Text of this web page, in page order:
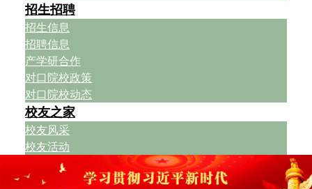
招生招聘
招生信息
招聘信息
产学研合作
对口院校政策
对口院校动态
校友之家
校友风采
校友活动